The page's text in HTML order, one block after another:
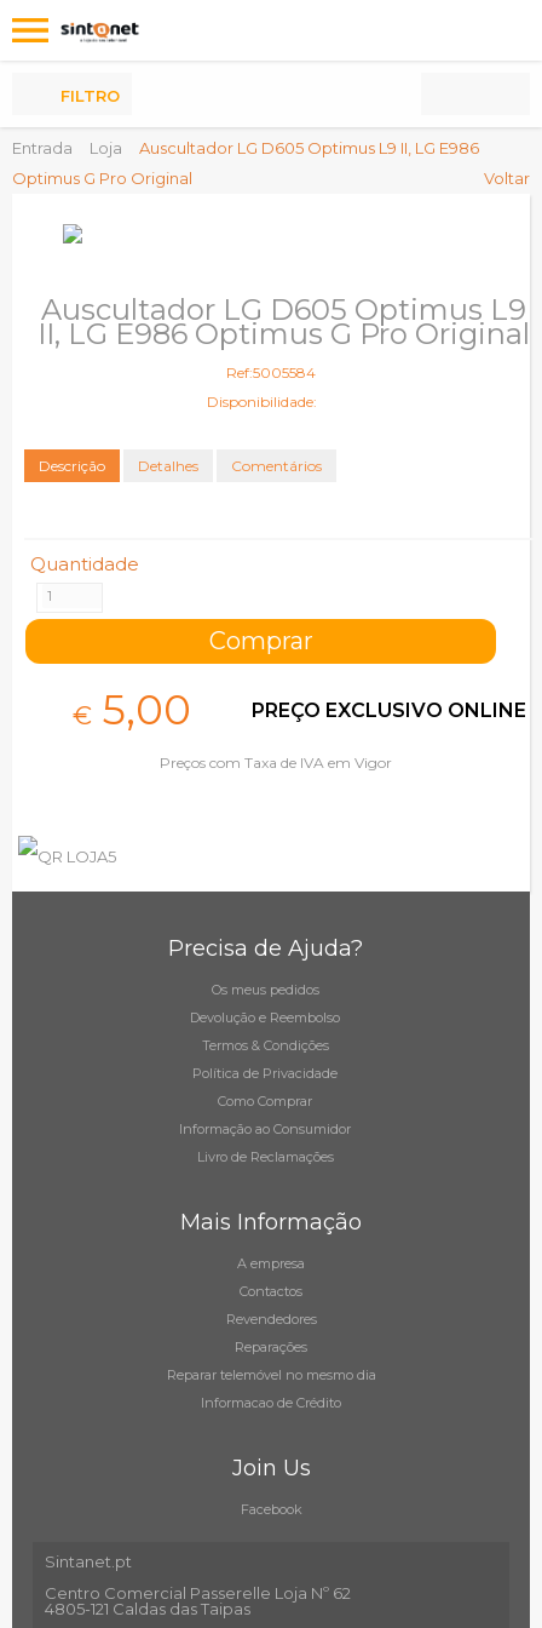
Entrada Loja
Auscultador LG D605 Optimus L9 II, LG E986
Optimus G Pro Original
Voltar
FILTRO
Auscultador LG D605 Optimus L9
II, LG E986 Optimus G Pro Original
Ref:5005584
Disponibilidade:
Descrição Detalhes Comentários
Quantidade
€ 5,00 PREÇO EXCLUSIVO ONLINE
Preços com Taxa de IVA em Vigor
Precisa de Ajuda?
Os meus pedidos
Devolução e Reembolso
Termos & Condições
Política de Privacidade
Como Comprar
Informação ao Consumidor
Livro de Reclamações
Mais Informação
A empresa
Contactos
Revendedores
Reparações
Reparar telemóvel no mesmo dia
Informacao de Crédito
Join Us
Facebook
Sintanet.pt
Centro Comercial Passerelle Loja Nº 62
4805-121 Caldas das Taipas